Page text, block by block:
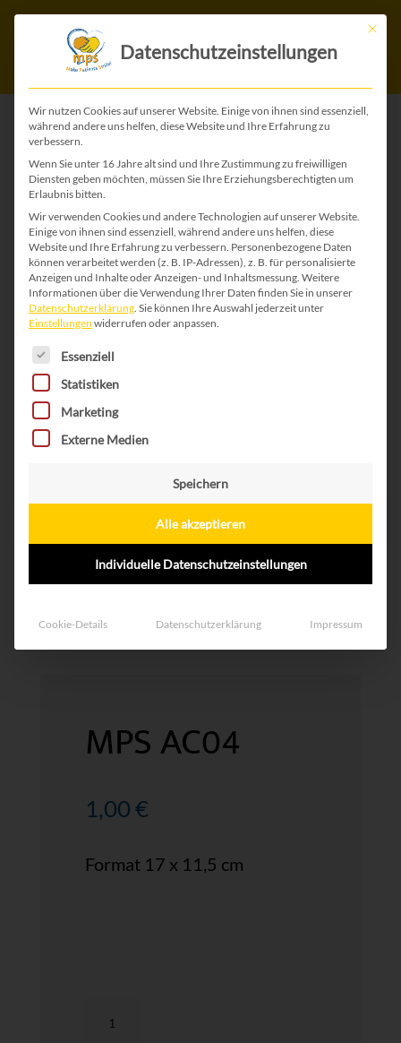
MPS AC04
1,00€
Format 17 x 11,5 cm
Mit
Datenschutzeinstellungen
Wir nutzen Cookies auf unserer Website. Einige von ihnen sind essenziell,
während andere uns helfen, diese Website und Ihre Erfahrung zu
verbessern.
Wenn Sie unter 16 Jahre alt sind und Ihre Zustimmung zu freiwilligen
Diensten geben möchten, müssen Sie Ihre Erziehungsberechtigten um
Erlaubnis bitten.
Wir verwenden Cookies und andere Technologien auf unserer Website.
Einige von ihnen sind essenziell, während andere uns helfen, diese
Website und Ihre Erfahrung zu verbessern. Personenbezogene Daten
können verarbeitet werden (z. B. IP-Adressen), z. B. für personalisierte
Anzeigen und Inhalte oder Anzeigen- und Inhaltsmessung. Weitere
Informationen über die Verwendung Ihrer Daten finden Sie in unserer
Datenschutzerklärung. Sie können Ihre Auswahl jederzeit unter
Einstellungen widerrufen oder anpassen.
Es folgt eine Liste der Service-Gruppen, für die
Essenziell
Statistiken
Marketing
Externe Medien
Speichern
Alle akzeptieren
Individuelle Datenschutzeinstellungen
Cookie-Details Datenschutzerklärung Impressum